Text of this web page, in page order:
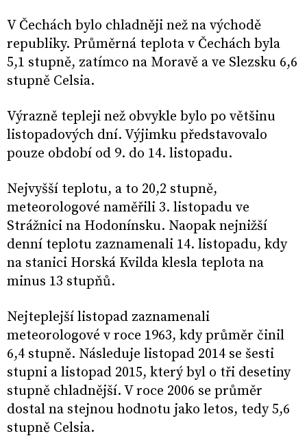
V Čechách bylo chladněji než na východě
republiky. Průměrná teplota v Čechách byla
5,1 stupně, zatímco na Moravě a ve Slezsku 6,6
stupně Celsia.
Výrazně tepleji než obvykle bylo po většinu
listopadových dní. Výjimku představovalo
pouze období od 9. do 14. listopadu.
Nejvyšší teplotu, a to 20,2 stupně,
meteorologové naměřili 3. listopadu ve
Strážnici na Hodonínsku. Naopak nejnižší
denní teplotu zaznamenali 14. listopadu, kdy
na stanici Horská Kvilda klesla teplota na
minus 13 stupňů.
Nejteplejší listopad zaznamenali
meteorologové v roce 1963, kdy průměr činil
6,4 stupně. Následuje listopad 2014 se šesti
stupni a listopad 2015, který byl o tři desetiny
stupně chladnější. V roce 2006 se průměr
dostal na stejnou hodnotu jako letos, tedy 5,6
stupně Celsia.